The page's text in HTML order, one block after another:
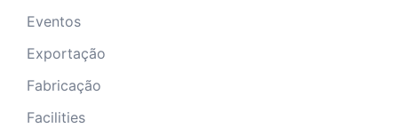
Eventos
Exportação
Fabricação
Facilities